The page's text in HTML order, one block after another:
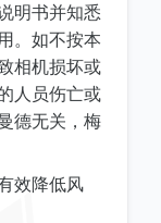
明书并知悉
。如不按本
相机损坏或
人员伤亡或
德无关，梅
效降低风